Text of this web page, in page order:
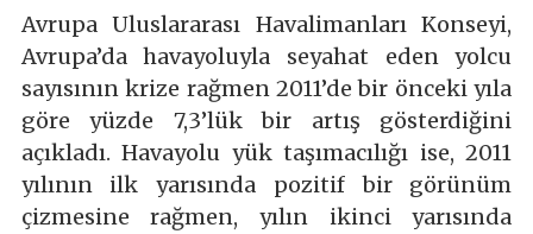
Avrupa Uluslararası Havalimanları Konseyi,
Avrupa’da havayoluyla seyahat eden yolcu
sayısının krize rağmen 2011’de bir önceki yıla
göre yüzde 7,3’lük bir artış gösterdiğini
açıkladı. Havayolu yük taşımacılığı ise, 2011
yılının ilk yarısında pozitif bir görünüm
çizmesine rağmen, yılın ikinci yarısında